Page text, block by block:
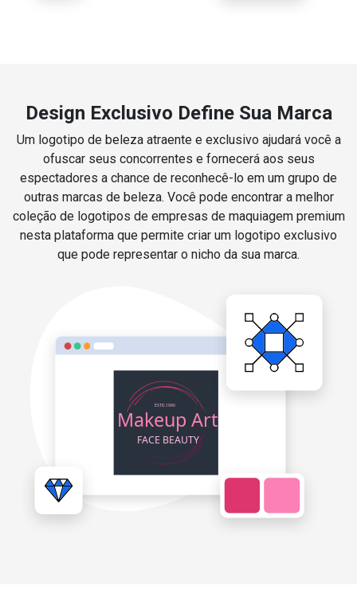
Design Exclusivo Define Sua Marca
Um logotipo de beleza atraente e exclusivo ajudará você a
ofuscar seus concorrentes e fornecerá aos seus
espectadores a chance de reconhecê-lo em um grupo de
outras marcas de beleza. Você pode encontrar a melhor
coleção de logotipos de empresas de maquiagem premium
nesta plataforma que permite criar um logotipo exclusivo
que pode representar o nicho da sua marca.